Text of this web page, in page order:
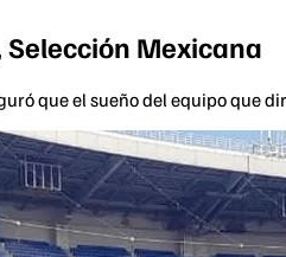
Selección Mexicana
que el sueño del equipo que